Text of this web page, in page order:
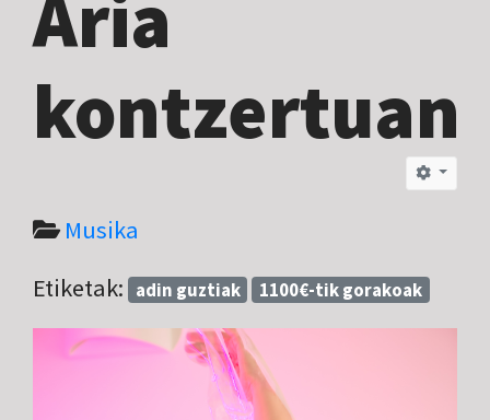
Aria
kontzertuan
Musika
Etiketak: adin guztiak 1100€-tik gorakoak